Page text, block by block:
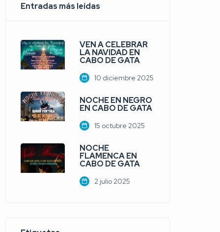
Entradas más leídas
VEN A CELEBRAR
LA NAVIDAD EN
CABO DE GATA
10 diciembre 2025
NOCHE EN NEGRO
EN CABO DE GATA
15 octubre 2025
NOCHE
FLAMENCA EN
CABO DE GATA
2 julio 2025